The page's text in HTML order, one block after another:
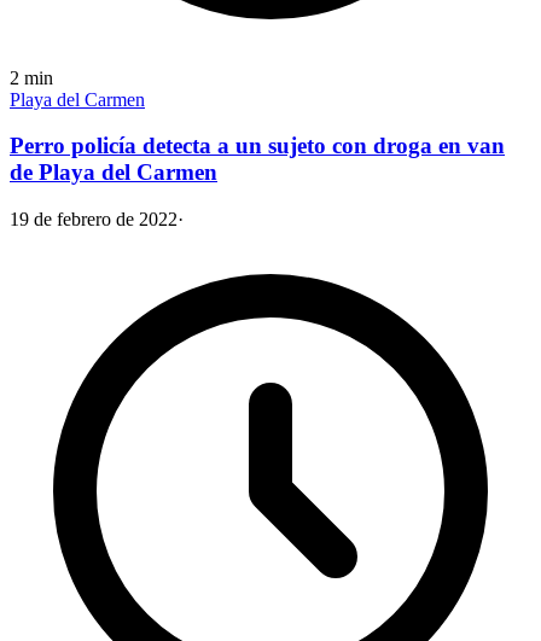
2 min
Playa del Carmen
Perro policía detecta a un sujeto con droga en van
de Playa del Carmen
19 de febrero de 2022·